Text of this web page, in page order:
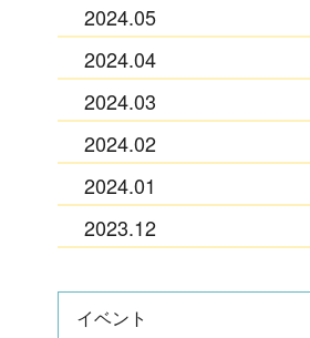
2024.05
2024.04
2024.03
2024.02
2024.01
2023.12
イベント